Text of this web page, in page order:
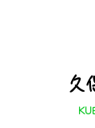
久